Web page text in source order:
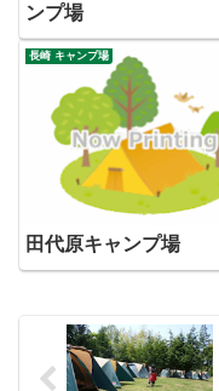
ンプ場
長崎 キャンプ場
田代原キャンプ場